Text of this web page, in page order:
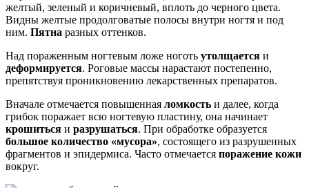
желтый, зеленый и коричневый, вплоть до черного цвета.
Видны желтые продолговатые полосы внутри ногтя и под
ним. Пятна разных оттенков.
Над пораженным ногтевым ложе ноготь утолщается и
деформируется. Роговые массы нарастают постепенно,
препятствуя проникновению лекарственных препаратов.
Вначале отмечается повышенная ломкость и далее, когда
грибок поражает всю ногтевую пластину, она начинает
крошиться и разрушаться. При обработке образуется
большое количество «мусора», состоящего из разрушенных
фрагментов и эпидермиса. Часто отмечается поражение кожи
вокруг.